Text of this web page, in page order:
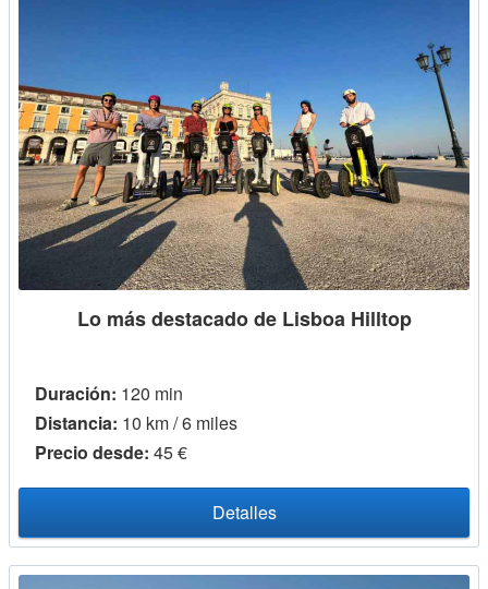
Lo más destacado de Lisboa Hilltop
Duración: 120 min
Distancia: 10 km / 6 miles
Precio desde: 45 €
Detalles